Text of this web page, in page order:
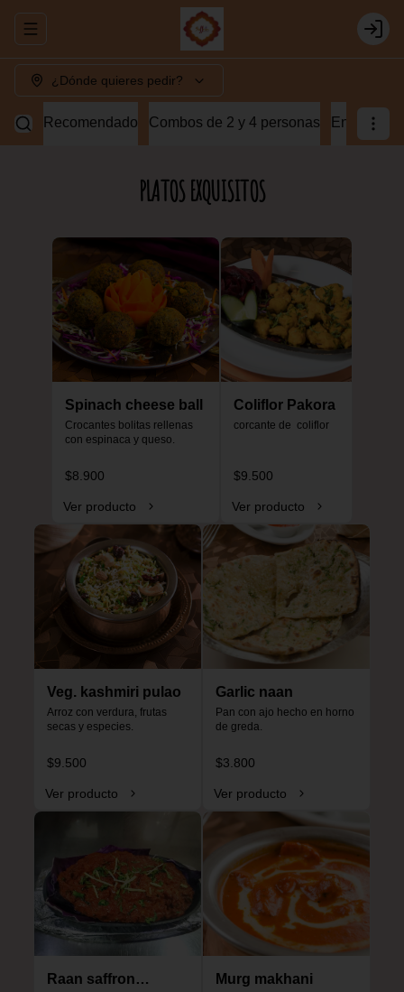
Abrir menu de navegación Login
¿Dónde quieres pedir?
Recomendado Combos de 2 y 4 personas Entradas
PLATOS EXQUISITOS
Spinach cheese ball
Crocantes bolitas rellenas
con espinaca y queso.
$8.900
Ver producto
Coliflor Pakora
corcante de  coliflor
$9.500
Ver producto
Veg. kashmiri pulao
Arroz con verdura, frutas
secas y especies.
$9.500
Ver producto
Garlic naan
Pan con ajo hecho en horno
de greda.
$3.800
Ver producto
Raan saffron
Murg makhani